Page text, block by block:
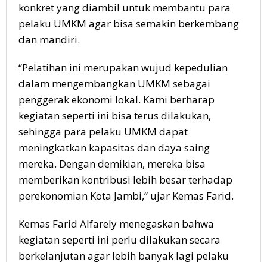
konkret yang diambil untuk membantu para
pelaku UMKM agar bisa semakin berkembang
dan mandiri.
“Pelatihan ini merupakan wujud kepedulian
dalam mengembangkan UMKM sebagai
penggerak ekonomi lokal. Kami berharap
kegiatan seperti ini bisa terus dilakukan,
sehingga para pelaku UMKM dapat
meningkatkan kapasitas dan daya saing
mereka. Dengan demikian, mereka bisa
memberikan kontribusi lebih besar terhadap
perekonomian Kota Jambi,” ujar Kemas Farid.
Kemas Farid Alfarely menegaskan bahwa
kegiatan seperti ini perlu dilakukan secara
berkelanjutan agar lebih banyak lagi pelaku